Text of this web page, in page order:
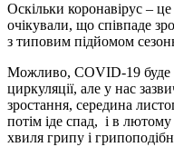
Оскільки коронавірус –
очікували, що співпаде
з типовим підйомом
Можливо, COVID-19 буде
циркуляції, але у нас
зростання, середина
потім іде спад, і в лютому
хвиля грипу і